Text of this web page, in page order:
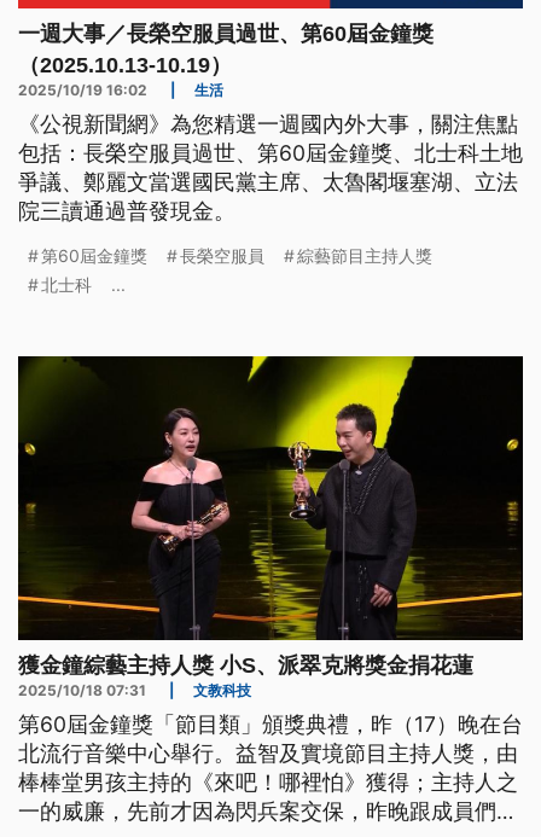
一週大事／長榮空服員過世、第60屆金鐘獎
（2025.10.13-10.19）
2025/10/19 16:02 生活
《公視新聞網》為您精選一週國內外大事，關注焦點
包括：長榮空服員過世、第60屆金鐘獎、北士科土地
爭議、鄭麗文當選國民黨主席、太魯閣堰塞湖、立法
院三讀通過普發現金。
第60屆金鐘獎 長榮空服員
綜藝節目主持人獎
北士科
...
獲金鐘綜藝主持人獎 小S、派翠克將獎金捐花蓮
2025/10/18 07:31 文教科技
第60屆金鐘獎「節目類」頒獎典禮，昨（17）晚在台
北流行音樂中心舉行。益智及實境節目主持人獎，由
棒棒堂男孩主持的《來吧！哪裡怕》獲得；主持人之
一的威廉，先前才因為閃兵案交保，昨晚跟成員們一